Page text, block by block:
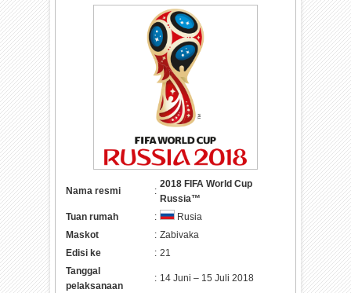
Nama resmi :
2018 FIFA World Cup
Russia™
Tuan rumah
:
Rusia
Maskot
: Zabivaka
Edisi ke
: 21
Tanggal
pelaksanaan
: 14 Juni – 15 Juli 2018